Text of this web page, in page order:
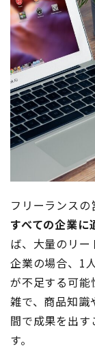
フリーランスの
すべての企業に
ば、大量のリ
企業の場合、1
が不足する可能
雑で、商品知識
間で成果を出
す。